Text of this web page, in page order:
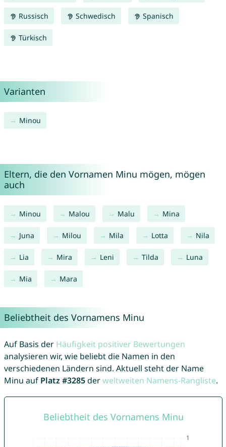
Russisch Schwedisch Spanisch
Türkisch
Varianten
Minou
Eltern, die den Vornamen Minu mögen, mögen
auch
Minou Malou Malu Mina
Juna Milou Mila Lotta Nila
Lia Mira Leni Tilda Luna
Mia Mara
Beliebtheit des Vornamens Minu
Auf Basis der Häufigkeit positiver Bewertungen
analysieren wir, wie beliebt die Namen in den
verschiedenen Ländern sind. Aktuell steht der Name
Minu auf Platz #3285derweltweiten Namens-Rangliste.